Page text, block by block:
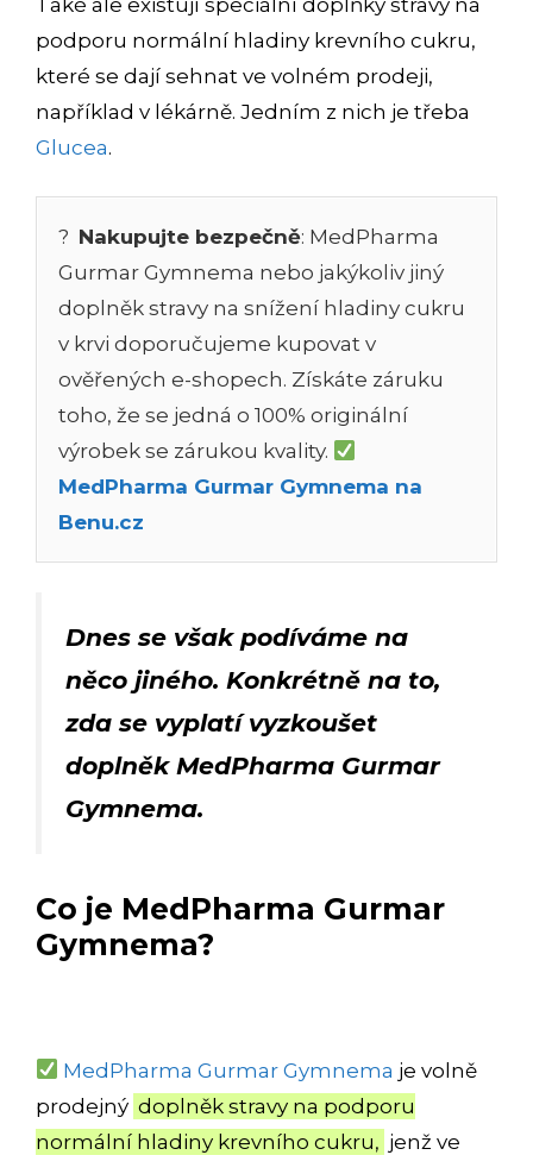
Také ale existují speciální doplňky stravy na
podporu normální hladiny krevního cukru,
které se dají sehnat ve volném prodeji,
například v lékárně. Jedním z nich je třeba
Glucea.
? Nakupujte bezpečně: MedPharma
Gurmar Gymnema nebo jakýkoliv jiný
doplněk stravy na snížení hladiny cukru
v krvi doporučujeme kupovat v
ověřených e-shopech. Získáte záruku
toho, že se jedná o 100% originální
výrobek se zárukou kvality.
MedPharma Gurmar Gymnema na
Benu.cz
Dnes se však podíváme na
něco jiného. Konkrétně na to,
zda se vyplatí vyzkoušet
doplněk MedPharma Gurmar
Gymnema.
Co je MedPharma Gurmar
Gymnema?
MedPharma Gurmar Gymnema je volně
prodejný doplněk stravy na podporu
normální hladiny krevního cukru, jenž ve